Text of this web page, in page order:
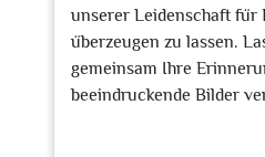
unserer Leidenschaft für
überzeugen zu lassen.
gemeinsam Ihre
beeindruckende Bilder